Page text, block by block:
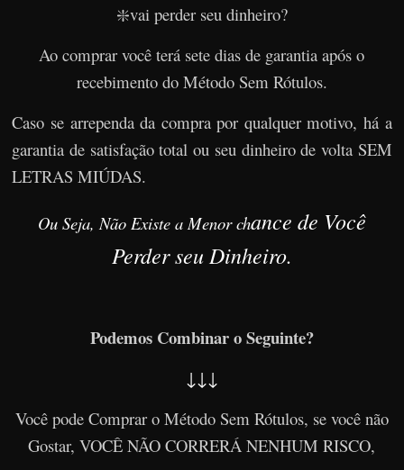
❇️vai perder seu dinheiro?
Ao comprar você terá sete dias de garantia após o
recebimento do Método Sem Rótulos.
Caso se arrependa da compra por qualquer motivo, há a
garantia de satisfação total ou seu dinheiro de volta SEM
LETRAS MIÚDAS.
Ou Seja, Não Existe a Menor chance de Você
Perder seu Dinheiro.
Podemos Combinar o Seguinte?
↓↓↓
Você pode Comprar o Método Sem Rótulos, se você não
Gostar, VOCÊ NÃO CORRERÁ NENHUM RISCO,